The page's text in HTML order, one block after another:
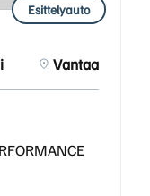
Esittelyauto
Vantaa